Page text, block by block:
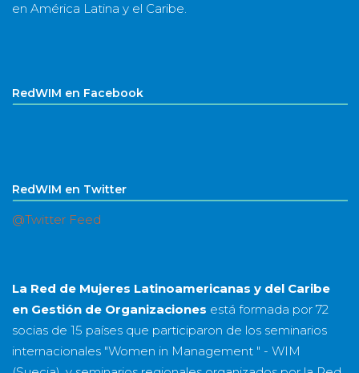
en América Latina y el Caribe.
RedWIM en Facebook
RedWIM en Twitter
@Twitter Feed
La Red de Mujeres Latinoamericanas y del Caribe
en Gestión de Organizaciones está formada por 72
socias de 15 países que participaron de los seminarios
internacionales "Women in Management " - WIM